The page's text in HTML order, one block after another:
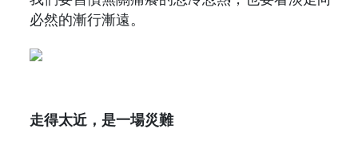
必然的漸行漸遠。
走得太近，是一場災難